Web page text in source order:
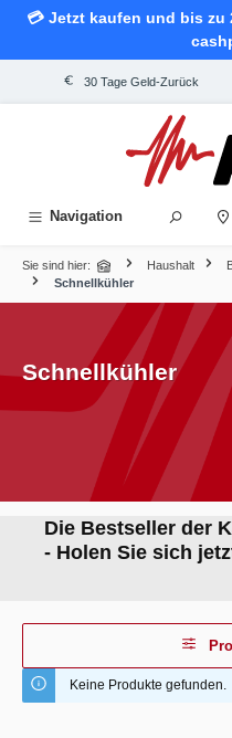
springen
💳 Jetzt kaufen und bis zu
30 Tage Geld-Zurück
Navigation
Sie sind hier: Haushalt
Schnellkühler
Schnellkühler
Die Bestseller der
- Holen Sie sich
Keine Produkte gefunden.